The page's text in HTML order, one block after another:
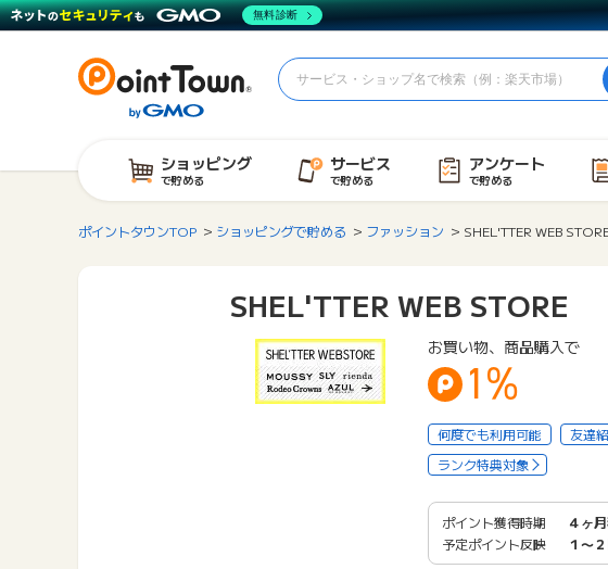
ショッピング
で貯める
サービス
で貯める
アンケート
で貯める
ポイントタウンTOP ショッピングで貯める ファッション SHEL'TTER WEB
SHEL'TTER WEB STORE
お買い物、商品購入で
1%
何度でも利用可能 友達
ランク特典対象
ポイント獲得時期
４ヶ
予定ポイント反映
１〜
無料診断